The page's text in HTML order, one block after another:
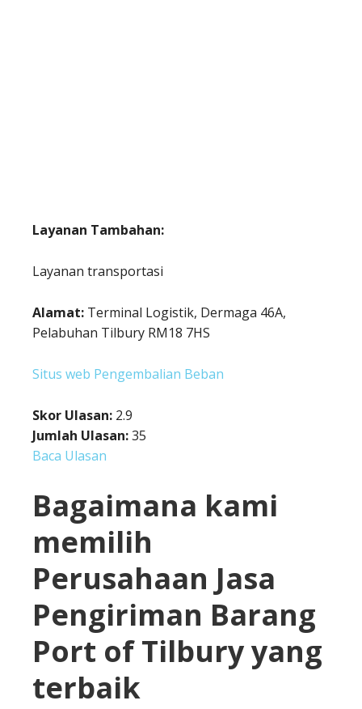
Layanan Tambahan:
Layanan transportasi
Alamat: Terminal Logistik, Dermaga 46A,
Pelabuhan Tilbury RM18 7HS
Situs web Pengembalian Beban
Skor Ulasan: 2.9
Jumlah Ulasan:35
Baca Ulasan
Bagaimana kami
memilih
Perusahaan Jasa
Pengiriman Barang
Port of Tilbury yang
terbaik